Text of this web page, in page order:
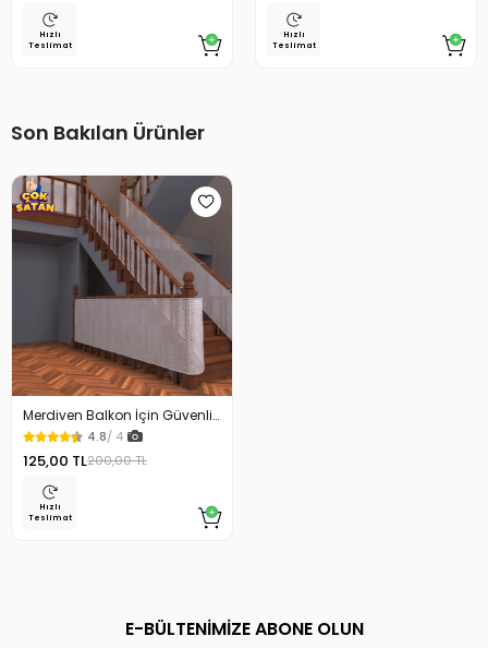
Hızlı
Teslimat
Hızlı
Teslimat
Son Bakılan Ürünler
Merdiven Balkon İçin Güvenlik
Filesi 250 x 80 Cm
4.8/ 4
125,00 TL200,00 TL
Hızlı
Teslimat
E-BÜLTENİMİZE ABONE OLUN